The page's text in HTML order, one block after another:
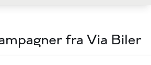
fra Via Biler